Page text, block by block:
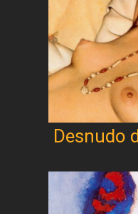
Desnudo